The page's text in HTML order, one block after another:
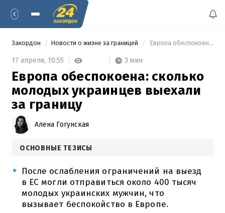
Закордон Новости о жизне за границей Европа обеспокоена: сколько молодых украинцев выехали за границу
17 апреля, 10:55 3 мин
Европа обеспокоена: сколько
молодых украинцев выехали
за границу
Алена Гогунская
ОСНОВНЫЕ ТЕЗИСЫ
После ослабления ограничений на выезд
в ЕС могли отправиться около 400 тысяч
молодых украинских мужчин, что
вызывает беспокойство в Европе.